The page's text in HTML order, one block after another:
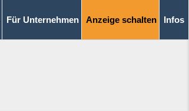
Für Unternehmen Anzeige schalten Infos